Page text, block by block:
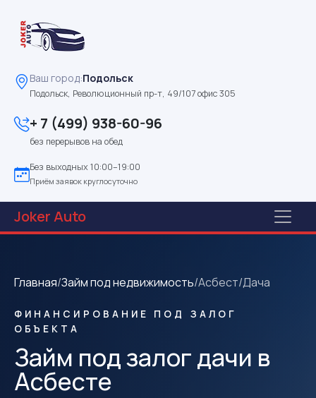
Ваш город:Подольск
Подольск, Революционный пр-т, 49/107 офис 305
+ 7 (499) 938-60-96
без перерывов на обед
Без выходных 10:00–19:00
Приём заявок круглосуточно
JokerAuto
Главная/Займ под недвижимость/Асбест/Дача
ФИНАНСИРОВАНИЕ ПОД ЗАЛОГ
ОБЪЕКТА
Займ под залог дачи в
Асбесте